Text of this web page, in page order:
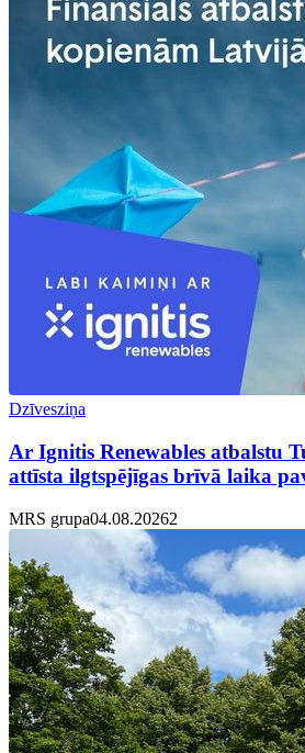
Dzīvesziņa
Ar Ignitis Renewables atbalstu
attīsta ilgtspējīgas brīvā laika
MRS grupa04.08.20262